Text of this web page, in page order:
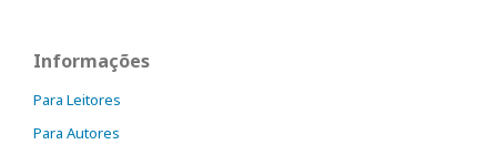
Informações
Para Leitores
Para Autores